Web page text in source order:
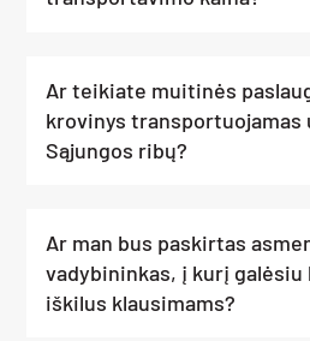
Ar teikiate muitinės
krovinys transportuojamas
Sąjungos ribų?
Ar man bus paskirtas
vadybininkas, į kurį
iškilus klausimams?